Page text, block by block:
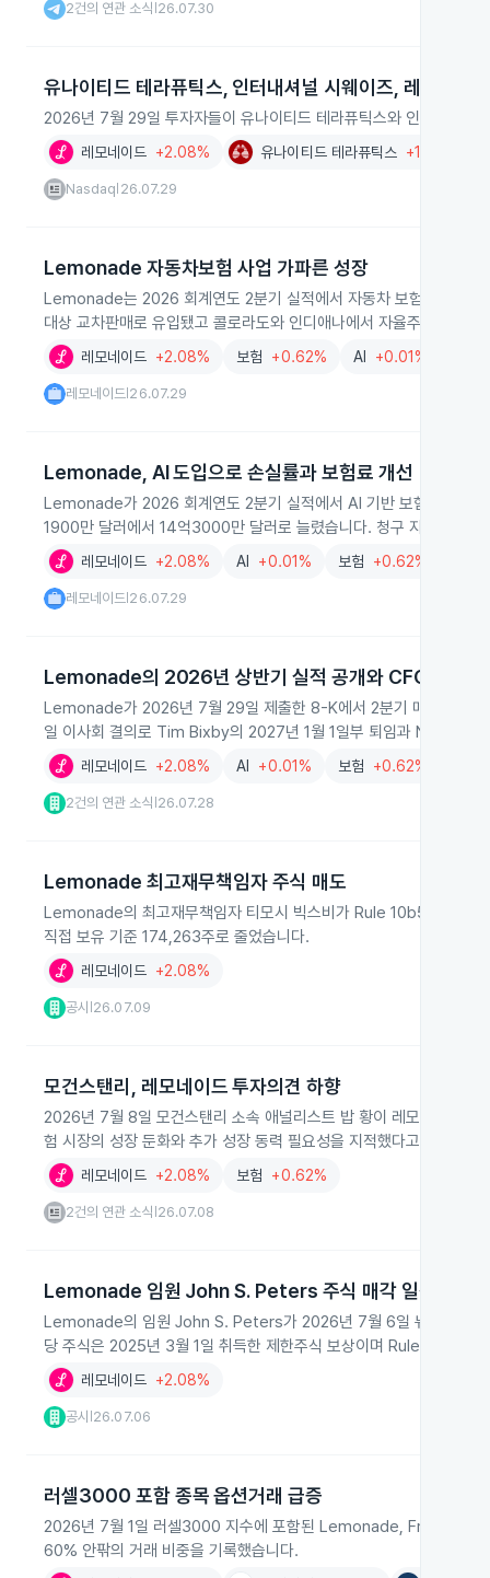
2건의 연관 소식 26.07.30
유나이티드 테라퓨틱스, 인터내셔널 시웨이즈, 레모네이
2026년 7월 29일 투자자들이 유나이티드 테라퓨틱스와 인터내셔널
레모네이드 +2.08% 유나이티드 테라퓨틱스 +1.11%
Nasdaq 26.07.29
Lemonade 자동차보험 사업 가파른 성장
Lemonade는 2026 회계연도 2분기 실적에서 자동차 보험 부문이
대상 교차판매로 유입됐고 콜로라도와 인디애나에서 자율주행차 보험
레모네이드 +2.08% 보험 +0.62% AI +0.01%
레모네이드 26.07.29
Lemonade, AI 도입으로 손실률과 보험료 개선
Lemonade가 2026 회계연도 2분기 실적에서 AI 기반 보험 모델
1900만 달러에서 14억3000만 달러로 늘렸습니다. 청구 자동화와
레모네이드 +2.08% AI +0.01% 보험 +0.62%
레모네이드 26.07.29
Lemonade의 2026년 상반기 실적 공개와 CFO 교체
Lemonade가 2026년 7월 29일 제출한 8-K에서 2분기 매출과 고객
일 이사회 결의로 Tim Bixby의 2027년 1월 1일부 퇴임과 Nick
레모네이드 +2.08% AI +0.01% 보험 +0.62%
2건의 연관 소식 26.07.28
Lemonade 최고재무책임자 주식 매도
Lemonade의 최고재무책임자 티모시 빅스비가 Rule 10b5-1 거래
직접 보유 기준 174,263주로 줄었습니다.
레모네이드 +2.08%
공시 26.07.09
모건스탠리, 레모네이드 투자의견 하향
2026년 7월 8일 모건스탠리 소속 애널리스트 밥 황이 레모네이드의
험 시장의 성장 둔화와 추가 성장 동력 필요성을 지적했다고 밝혔습니
레모네이드 +2.08% 보험 +0.62%
2건의 연관 소식 26.07.08
Lemonade 임원 John S. Peters 주식 매각 일정
Lemonade의 임원 John S. Peters가 2026년 7월 6일 뉴욕증권
당 주식은 2025년 3월 1일 취득한 제한주식 보상이며 Rule 144와
레모네이드 +2.08%
공시 26.07.06
러셀3000 포함 종목 옵션거래 급증
2026년 7월 1일 러셀3000 지수에 포함된 Lemonade, Freshpet,
60% 안팎의 거래 비중을 기록했습니다.